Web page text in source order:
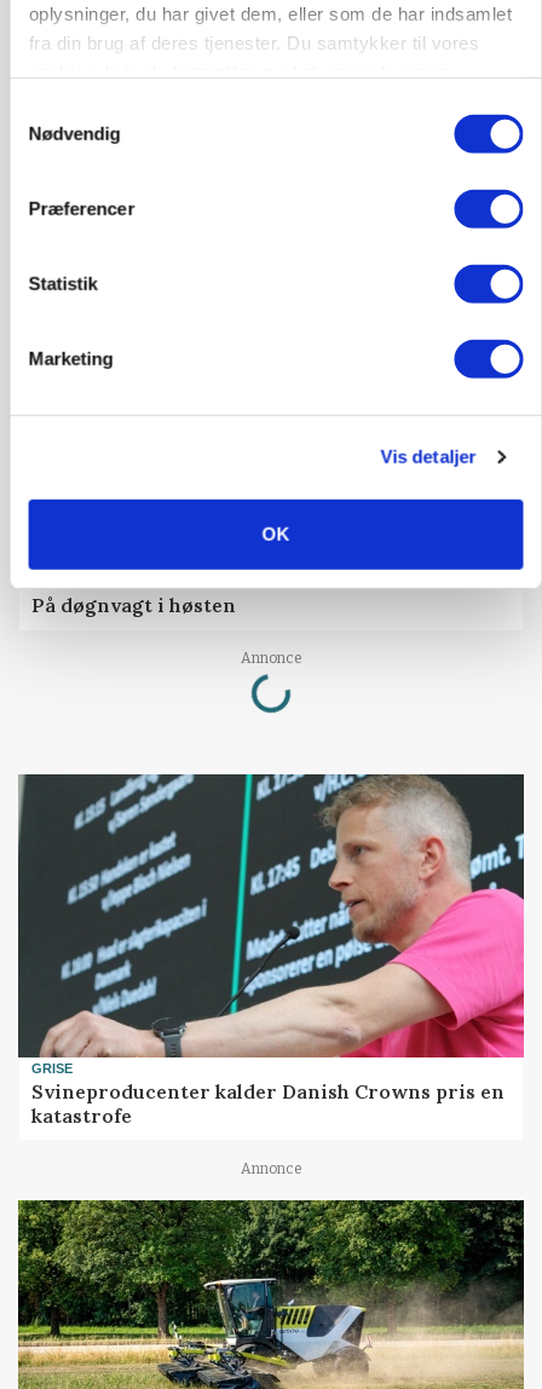
oplysninger, du har givet dem, eller som de har indsamlet
fra din brug af deres tjenester. Du samtykker til vores
Nødvendig
Præferencer
Statistik
Marketing
Vis detaljer
OK
LEDER
Det er en uskik at udlægge et røgslør om
På døgnvagt i høsten
Annonce
Loading...
GRISE
Svineproducenter kalder Danish Crowns pris en
katastrofe
Annonce